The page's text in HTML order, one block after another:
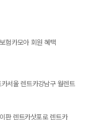
험카모아 회원 혜택
카서울 렌트카강남구 월렌트
판 렌트카삿포로 렌트카